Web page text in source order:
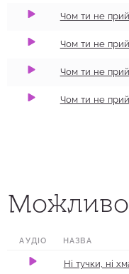
Чом ти не
Чом ти не
Чом ти не
​Чом ти не
АУДІО НАЗВА
Ні тучки, ні